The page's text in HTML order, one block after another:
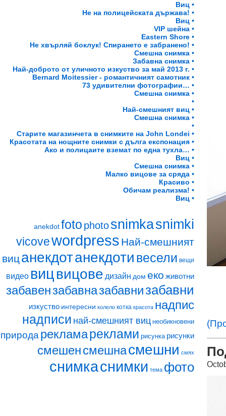
Виц •
Не на полицейската държава! •
Виц •
VIP шейна •
Eastern Shore •
Не хвърляй боклук! Спирането е забранено! •
Смешна снимка •
Забавна снимка •
Най-доброто от уличното изкуство за май 2013 г. •
Bernard Moitessier - романтичният самотник •
73 удивителни фотографии… •
Смешна снимка •
•
Най-смешният виц •
Смешна снимка •
•
Старите магазинчета в снимките на John Londei •
Красотата на нощните снимки с дълга експонация •
Ако и полицаите вземат по една тухла… •
Виц •
Смешна снимка •
Малко вицове за сряда •
Красиво •
Обичам реализма! •
Виц •
anekdotfoto photosnimkasnimki
vicovewordpress Най-смешният
вицанекдотанекдоти весели вещи
видео вицвицове дизайн дом еко животни
забавензабавназабавнизабавни
изкуство интересни колело котка красота надпис
надписи най-смешният виц необикновени
природа рекламареклами рисунка рисунки
смешенсмешнасмешни смях
снимкаснимки тема фото